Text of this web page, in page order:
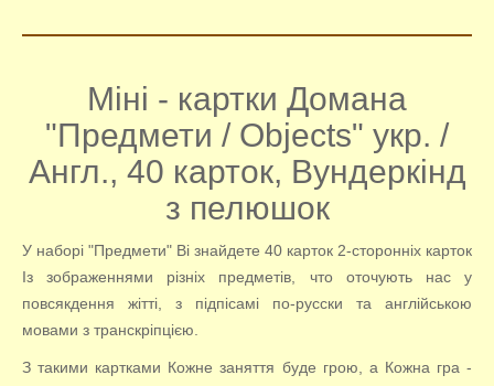
Міні - картки Домана
"Предмети / Objects" укр. /
Англ., 40 карток, Вундеркінд
з пелюшок
У наборі "Предмети" Ві знайдете 40 карток 2-сторонніх карток
Із зображеннями різніх предметів, что оточують нас у
повсякдення жітті, з підпісамі по-русски та англійською
мовами з транскріпцією.
З такими картками Кожне заняття буде грою, а Кожна гра -